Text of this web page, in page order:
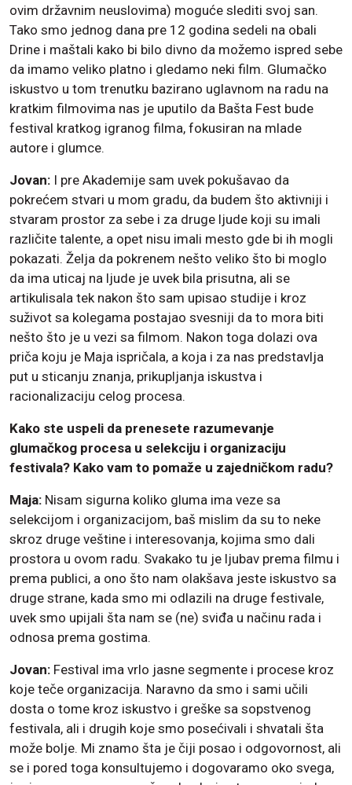
ovim državnim neuslovima) moguće slediti svoj san.
Tako smo jednog dana pre 12 godina sedeli na obali
Drine i maštali kako bi bilo divno da možemo ispred sebe
da imamo veliko platno i gledamo neki film. Glumačko
iskustvo u tom trenutku bazirano uglavnom na radu na
kratkim filmovima nas je uputilo da Bašta Fest bude
festival kratkog igranog filma, fokusiran na mlade
autore i glumce.
Jovan: I pre Akademije sam uvek pokušavao da
pokrećem stvari u mom gradu, da budem što aktivniji i
stvaram prostor za sebe i za druge ljude koji su imali
različite talente, a opet nisu imali mesto gde bi ih mogli
pokazati. Želja da pokrenem nešto veliko što bi moglo
da ima uticaj na ljude je uvek bila prisutna, ali se
artikulisala tek nakon što sam upisao studije i kroz
suživot sa kolegama postajao svesniji da to mora biti
nešto što je u vezi sa filmom. Nakon toga dolazi ova
priča koju je Maja ispričala, a koja i za nas predstavlja
put u sticanju znanja, prikupljanja iskustva i
racionalizaciju celog procesa.
Kako ste uspeli da prenesete razumevanje
glumačkog procesa u selekciju i organizaciju
festivala? Kako vam to pomaže u zajedničkom radu?
Maja: Nisam sigurna koliko gluma ima veze sa
selekcijom i organizacijom, baš mislim da su to neke
skroz druge veštine i interesovanja, kojima smo dali
prostora u ovom radu. Svakako tu je ljubav prema filmu i
prema publici, a ono što nam olakšava jeste iskustvo sa
druge strane, kada smo mi odlazili na druge festivale,
uvek smo upijali šta nam se (ne) sviđa u načinu rada i
odnosa prema gostima.
Jovan: Festival ima vrlo jasne segmente i procese kroz
koje teče organizacija. Naravno da smo i sami učili
dosta o tome kroz iskustvo i greške sa sopstvenog
festivala, ali i drugih koje smo posećivali i shvatali šta
može bolje. Mi znamo šta je čiji posao i odgovornost, ali
se i pored toga konsultujemo i dogovaramo oko svega,